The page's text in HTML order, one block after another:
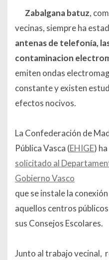
Zabalgana batuz,
vecinas, siempre ha
antenas de telefonía,
contaminacion
emiten ondas
constante y existen
efectos nocivos.
La Confederación de
Pública Vasca (EHIGE) ha
solicitado al
Gobierno Vasco
que se instale la
aquellos centros
sus Consejos Escolares.
Junto al trabajo vecinal,